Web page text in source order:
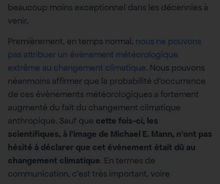
beaucoup moins exceptionnel dans les décennies à
venir.
Premièrement, en temps normal, nous ne pouvons
pas attribuer un évènement météorologique
extrême au changement climatique. Nous pouvons
néanmoins affirmer que la probabilité d’occurrence
de ces évènements météorologiques a fortement
augmenté du fait du changement climatique
anthropique. Sauf que cette fois-ci, les
scientifiques, à l’image de Michael E. Mann, n’ont pas
hésité à déclarer que cet évènement était dû au
changement climatique. En termes de
communication, c’est très important, voire